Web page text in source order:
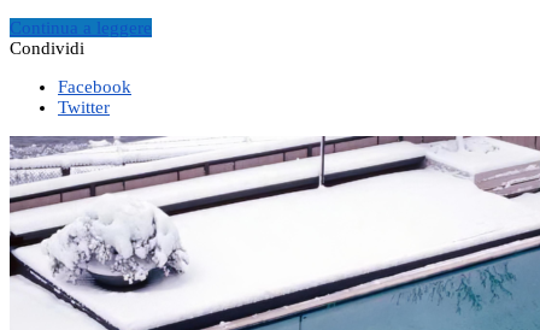
Continua a leggere
Condividi
Facebook
Twitter